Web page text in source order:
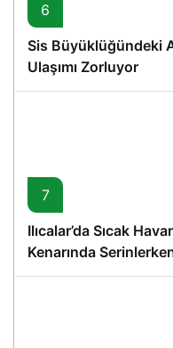
6
Sis Büyüklüğündeki
Ulaşımı Zorluyor
7
Ilıcalar’da Sıcak
Kenarında